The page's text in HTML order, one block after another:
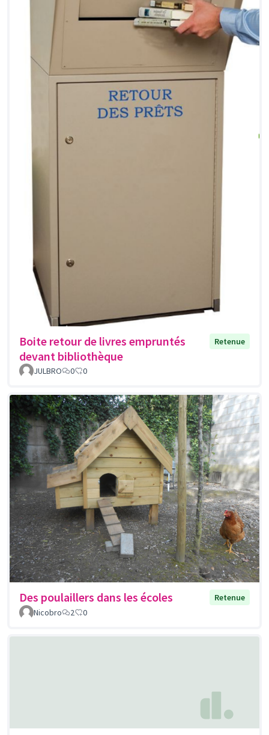
Boite retour de livres empruntés
devant bibliothèque
Retenue
JULBRO 0 0
Des poulaillers dans les écoles
Retenue
Nicobro
2 0